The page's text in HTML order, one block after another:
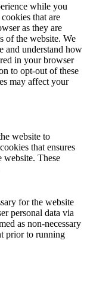
while you
that are
as they are
of the website. We
and understand how
in your browser
to opt-out of these
may affect your
website to
that ensures
website. These
for the website
personal data via
as non-necessary
prior to running